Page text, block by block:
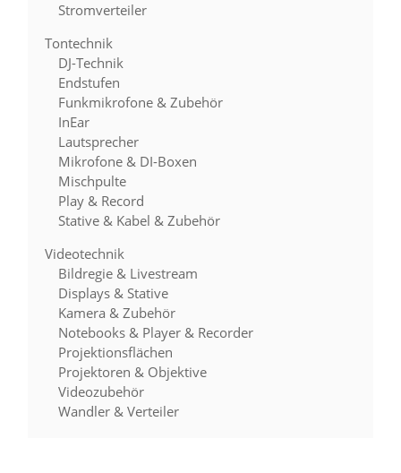
Stromverteiler
Tontechnik
DJ-Technik
Endstufen
Funkmikrofone & Zubehör
InEar
Lautsprecher
Mikrofone & DI-Boxen
Mischpulte
Play & Record
Stative & Kabel & Zubehör
Videotechnik
Bildregie & Livestream
Displays & Stative
Kamera & Zubehör
Notebooks & Player & Recorder
Projektionsflächen
Projektoren & Objektive
Videozubehör
Wandler & Verteiler